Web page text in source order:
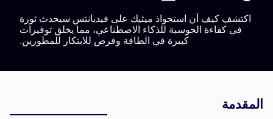
اكتشف كيف أن استحواذ ميثيك على فيديانتس سيحدث ثورة
في كفاءة الحوسبة للذكاء الاصطناعي، مما يخلق توفيرات
كبيرة في الطاقة وفرص للابتكار للمطورين.
المقدمة